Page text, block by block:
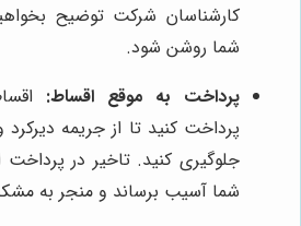
کارشناسان شرکت توضیح
شما روشن شود.
پرداخت به موقع اقساط:
پرداخت کنید تا از جریمه
جلوگیری کنید. تاخیر در پرداخت
شما آسیب برساند و منجر به